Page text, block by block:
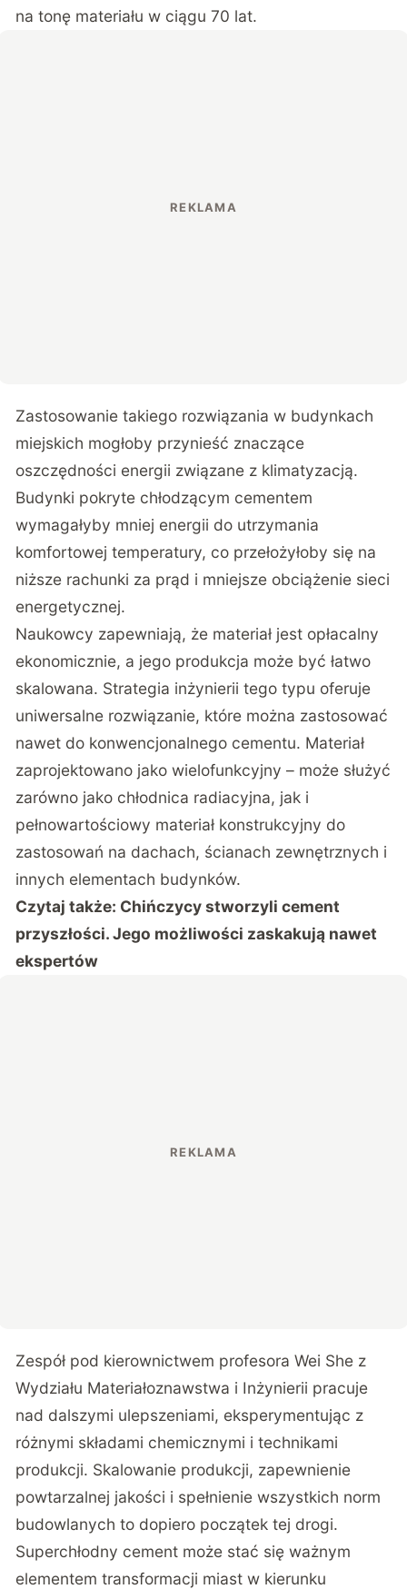
na tonę materiału w ciągu 70 lat.
Zastosowanie takiego rozwiązania w budynkach
miejskich mogłoby przynieść znaczące
oszczędności energii związane z klimatyzacją.
Budynki pokryte chłodzącym cementem
wymagałyby mniej energii do utrzymania
komfortowej temperatury, co przełożyłoby się na
niższe rachunki za prąd i mniejsze obciążenie sieci
energetycznej.
Naukowcy zapewniają, że materiał jest opłacalny
ekonomicznie, a jego produkcja może być łatwo
skalowana. Strategia inżynierii tego typu oferuje
uniwersalne rozwiązanie, które można zastosować
nawet do konwencjonalnego cementu. Materiał
zaprojektowano jako wielofunkcyjny – może służyć
zarówno jako chłodnica radiacyjna, jak i
pełnowartościowy materiał konstrukcyjny do
zastosowań na dachach, ścianach zewnętrznych i
innych elementach budynków.
Czytaj także: Chińczycy stworzyli cement
przyszłości. Jego możliwości zaskakują nawet
ekspertów
Zespół pod kierownictwem profesora Wei She z
Wydziału Materiałoznawstwa i Inżynierii pracuje
nad dalszymi ulepszeniami, eksperymentując z
różnymi składami chemicznymi i technikami
produkcji. Skalowanie produkcji, zapewnienie
powtarzalnej jakości i spełnienie wszystkich norm
budowlanych to dopiero początek tej drogi.
Superchłodny cement może stać się ważnym
elementem transformacji miast w kierunku